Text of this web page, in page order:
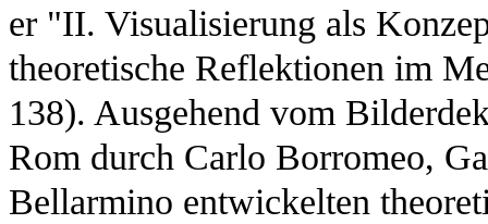
er "II. Visualisierung als
theoretische Reflektionen im
138). Ausgehend vom
Rom durch Carlo Borromeo,
Bellarmino entwickelten